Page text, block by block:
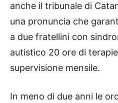
anche il tribunale di
una pronuncia che
a due fratellini con
autistico 20 ore di
supervisione mensile.
In meno di due anni le